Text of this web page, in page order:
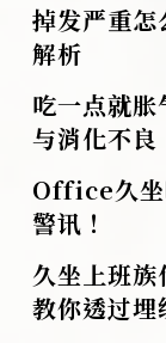
掉发严重怎
解析
吃一点就
与消化不良
Office久坐
警讯！
久坐上班
教你透过埋